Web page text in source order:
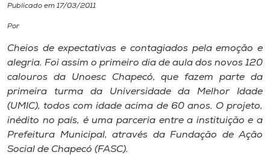
Cultura
CPA
Biblioteca
Publicado em 17/03/2011
Por
Cheios de expectativas e contagiados pela emoção e
alegria. Foi assim o primeiro dia de aula dos novos 120
calouros da Unoesc Chapecó, que fazem parte da
primeira turma da Universidade da Melhor Idade
(UMIC), todos com idade acima de 60 anos. O projeto,
inédito no país, é uma parceria entre a instituição e a
Prefeitura Municipal, através da Fundação de Ação
Social de Chapecó (FASC).